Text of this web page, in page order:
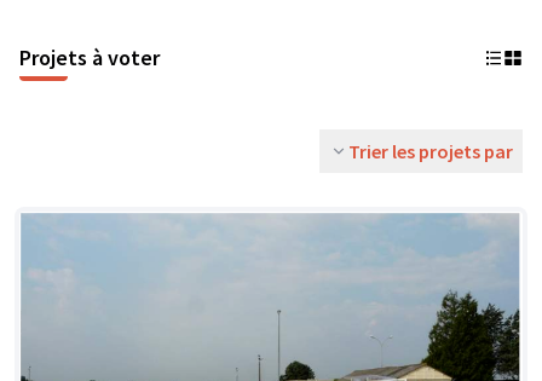
Projets à voter
Trier les projets par